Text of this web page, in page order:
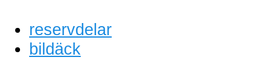
reservdelar
bildäck